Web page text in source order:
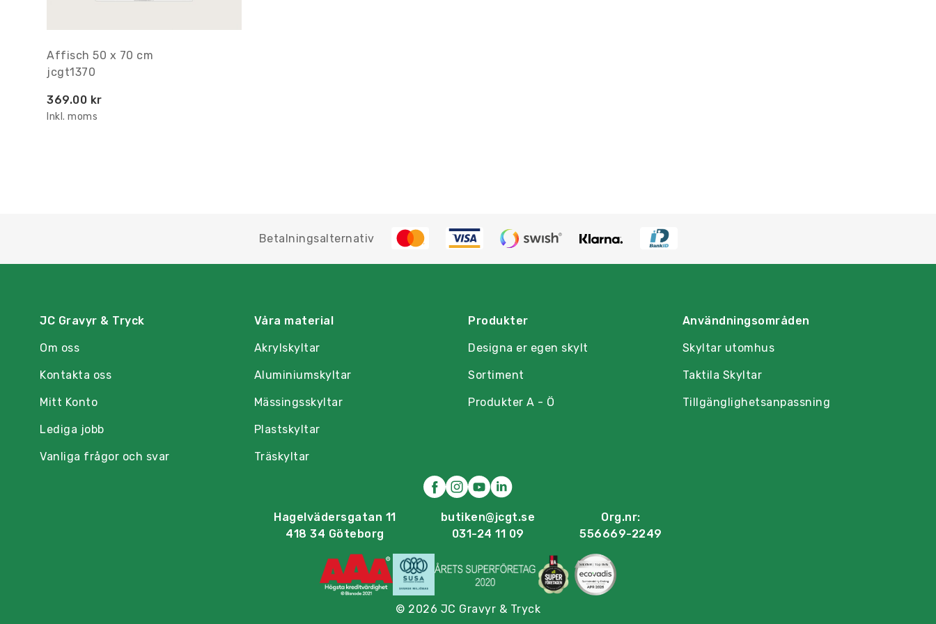
Affisch 50 x 70 cm
jcgt1370
369.00 kr
Inkl. moms
Betalningsalternativ
JC Gravyr & Tryck
Om oss
Kontakta oss
Mitt Konto
Lediga jobb
Vanliga frågor och svar
Våra material
Akrylskyltar
Aluminiumskyltar
Mässingsskyltar
Plastskyltar
Träskyltar
Produkter
Designa er egen skylt
Sortiment
Produkter A - Ö
Användningsområden
Skyltar utomhus
Taktila Skyltar
Tillgänglighetsanpassning
Hagelvädersgatan 11
418 34 Göteborg
butiken@jcgt.se
031-24 11 09
Org.nr:
556669-2249
© 2026 JC Gravyr & Tryck